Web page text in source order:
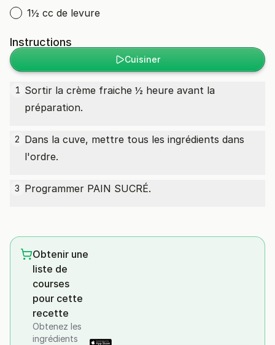
1½ cc de levure
Instructions
Cuisiner
1 Sortir la crème fraiche ½ heure avant la
préparation.
2 Dans la cuve, mettre tous les ingrédients dans
l'ordre.
3 Programmer PAIN SUCRÉ.
Obtenir une
liste de
courses
pour cette
recette
Obtenez les
ingrédients